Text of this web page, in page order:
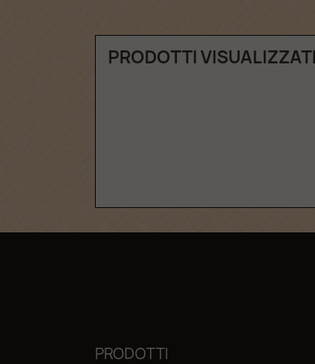
PRODOTTI VISUALIZZATI
PRODOTTI